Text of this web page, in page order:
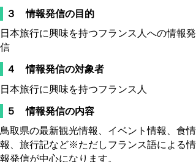
３ 情報発信の目的
日本旅行に興味を持つフランス人への情報発
信
４ 情報発信の対象者
日本旅行に興味を持つフランス人
５ 情報発信の内容
鳥取県の最新観光情報、イベント情報、食情
報、旅行記など※ただしフランス語による情
報発信が中心になります。